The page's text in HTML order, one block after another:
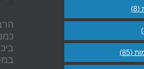
(85)